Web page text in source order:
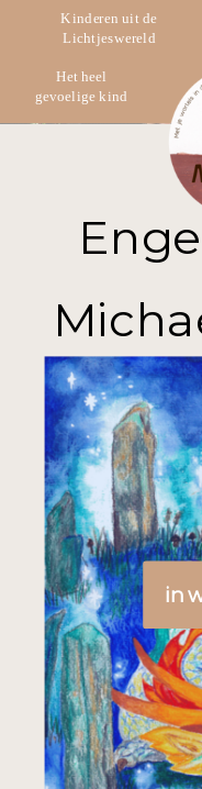
Het heel
gevoelige kind
Kinderen uit de
Lichtjeswereld